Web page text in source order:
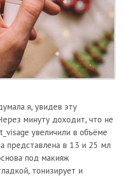
я, увидев эту
минуту доходит, что не
увеличили в объёме
представлена в 13 и 25 мл
под макияж
тонизирует и